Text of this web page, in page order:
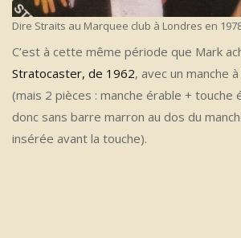
Dire Straits au Marquee club à Londres en
C’est à cette même période que Mark
Stratocaster, de 1962, avec un manche
(mais 2 pièces : manche érable + touche
donc sans barre marron au dos du
insérée avant la touche).